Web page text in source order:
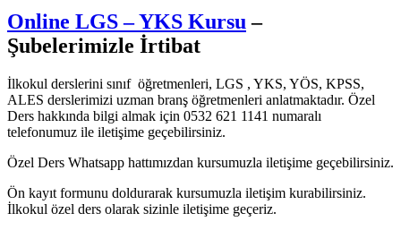
Online LGS – YKS Kursu –
Şubelerimizle İrtibat
İlkokul derslerini sınıf öğretmenleri, LGS , YKS, YÖS, KPSS,
ALES derslerimizi uzman branş öğretmenleri anlatmaktadır. Özel
Ders hakkında bilgi almak için 0532 621 1141 numaralı
telefonumuz ile iletişime geçebilirsiniz.
Özel Ders Whatsapp hattımızdan kursumuzla iletişime geçebilirsiniz.
Ön kayıt formunu doldurarak kursumuzla iletişim kurabilirsiniz.
İlkokul özel ders olarak sizinle iletişime geçeriz.